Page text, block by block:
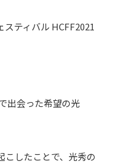
スティバル HCFF2021
出会った希望の光
こしたことで、光秀の